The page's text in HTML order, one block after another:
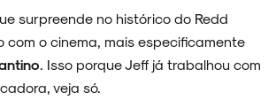
surpreende no histórico do Redd
com o cinema, mais especificamente
. Isso porque Jeff já trabalhou com
veja só.